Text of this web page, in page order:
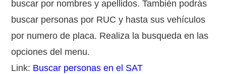
buscar por nombres y apellidos. También podrás
buscar personas por RUC y hasta sus vehículos
por numero de placa. Realiza la busqueda en las
opciones del menu.
Link: Buscar personas en el SAT